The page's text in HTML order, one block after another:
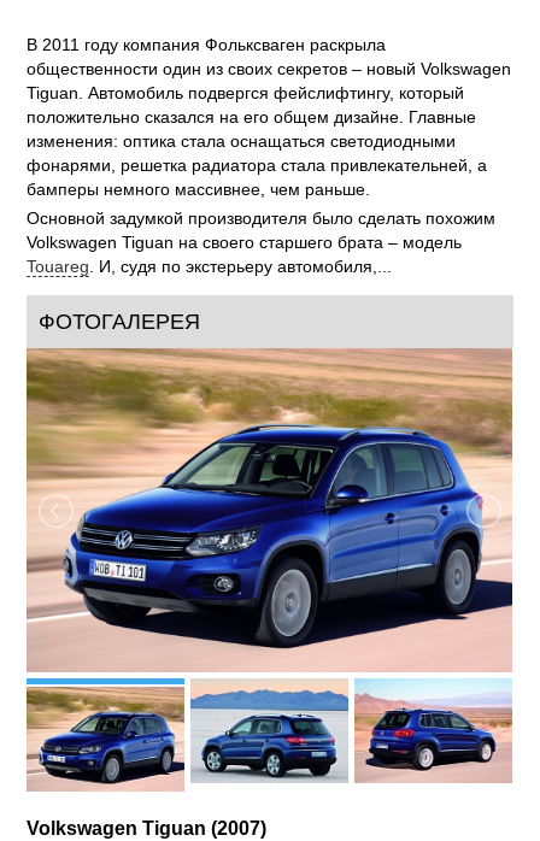
В 2011 году компания Фольксваген раскрыла
общественности один из своих секретов – новый Volkswagen
Tiguan. Автомобиль подвергся фейслифтингу, который
положительно сказался на его общем дизайне. Главные
изменения: оптика стала оснащаться светодиодными
фонарями, решетка радиатора стала привлекательней, а
бамперы немного массивнее, чем раньше.
Основной задумкой производителя было сделать похожим
Volkswagen Tiguan на своего старшего брата – модель
Touareg . И, судя по экстерьеру автомобиля,...
ФОТОГАЛЕРЕЯ
Volkswagen Tiguan (2007)